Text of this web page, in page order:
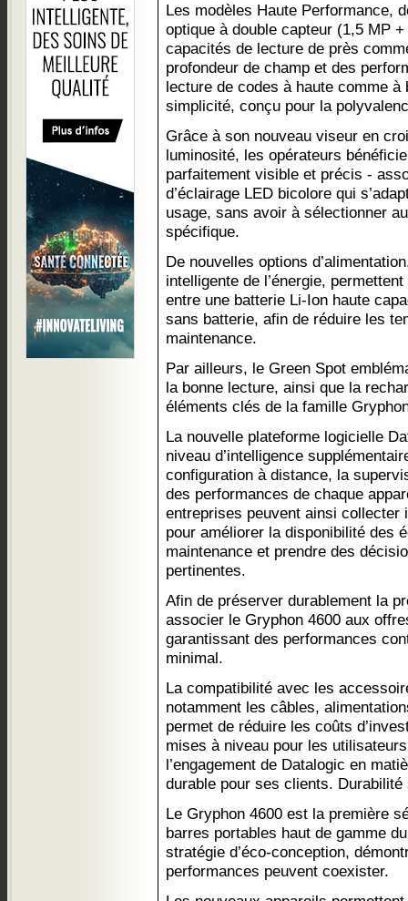
Les modèles Haute Performance,
optique à double capteur (1,5 MP
capacités de lecture de près
profondeur de champ et des
lecture de codes à haute comme
simplicité, conçu pour la
Grâce à son nouveau viseur en
luminosité, les opérateurs
parfaitement visible et précis -
d’éclairage LED bicolore qui
usage, sans avoir à sélectionner
spécifique.
De nouvelles options
intelligente de l’énergie,
entre une batterie Li-Ion haute
sans batterie, afin de réduire les
maintenance.
Par ailleurs, le Green Spot
la bonne lecture, ainsi que la
éléments clés de la famille
La nouvelle plateforme logicielle
niveau d’intelligence
configuration à distance, la
des performances de chaque
entreprises peuvent ainsi collecter
pour améliorer la disponibilité des
maintenance et prendre des
pertinentes.
Afin de préserver durablement la
associer le Gryphon 4600 aux
garantissant des performances
minimal.
La compatibilité avec les
notamment les câbles,
permet de réduire les coûts
mises à niveau pour les
l’engagement de Datalogic en
durable pour ses clients.
Le Gryphon 4600 est la première
barres portables haut de gamme
stratégie d’éco-conception,
performances peuvent coexister.